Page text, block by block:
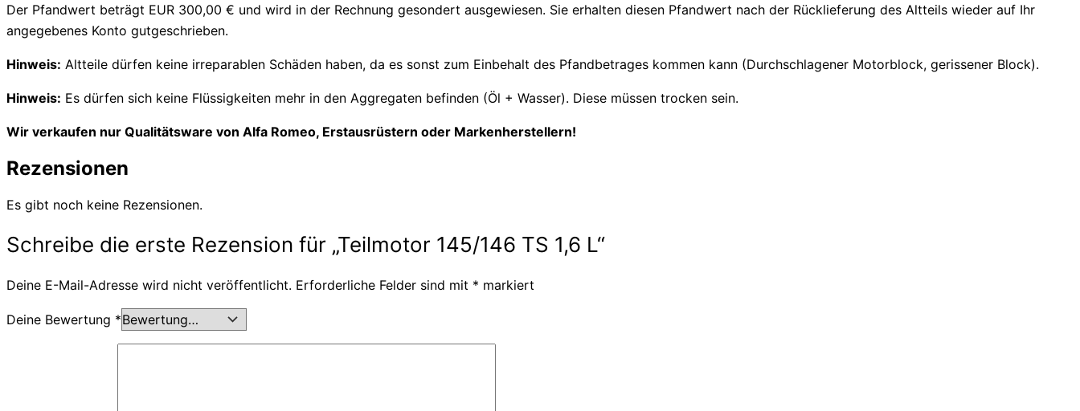
Der Pfandwert beträgt EUR 300,00 € und wird in der Rechnung gesondert ausgewiesen. Sie erhalten diesen Pfandwert nach der Rücklieferung des Altteils wieder auf Ihr
angegebenes Konto gutgeschrieben.
Hinweis: Altteile dürfen keine irreparablen Schäden haben, da es sonst zum Einbehalt des Pfandbetrages kommen kann (Durchschlagener Motorblock, gerissener Block).
Hinweis: Es dürfen sich keine Flüssigkeiten mehr in den Aggregaten befinden (Öl + Wasser). Diese müssen trocken sein.
Wir verkaufen nur Qualitätsware von Alfa Romeo, Erstausrüstern oder Markenherstellern!
Rezensionen
Es gibt noch keine Rezensionen.
Schreibe die erste Rezension für „Teilmotor 145/146 TS 1,6 L“
Deine E-Mail-Adresse wird nicht veröffentlicht. Erforderliche Felder sind mit * markiert
Deine Bewertung *